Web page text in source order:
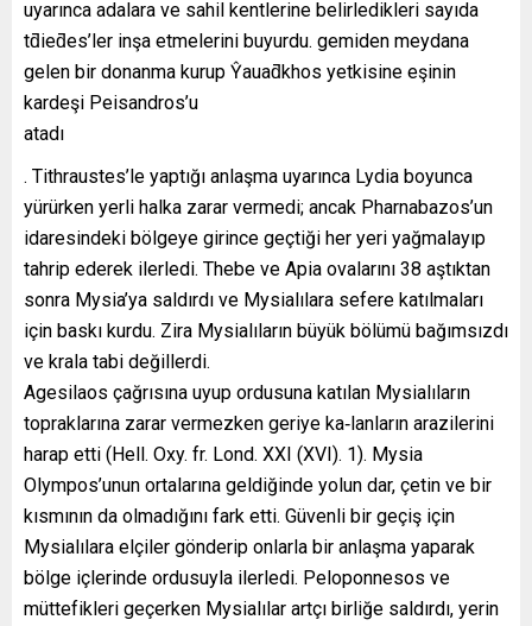
uyarınca adalara ve sahil kentlerine belirledikleri sayıda
tƌieƌes’ler inşa etmelerini buyurdu. gemiden meydana
gelen bir donanma kurup Ŷauaƌkhos yetkisine eşinin
kardeşi Peisandros’u
atadı
. Tithraustes’le yaptığı anlaşma uyarınca Lydia boyunca
yürürken yerli halka zarar vermedi; ancak Pharnabazos’un
idaresindeki bölgeye girince geçtiği her yeri yağmalayıp
tahrip ederek ilerledi. Thebe ve Apia ovalarını 38 aştıktan
sonra Mysia’ya saldırdı ve Mysialılara sefere katılmaları
için baskı kurdu. Zira Mysialıların büyük bölümü bağımsızdı
ve krala tabi değillerdi.
Agesilaos çağrısına uyup ordusuna katılan Mysialıların
topraklarına zarar vermezken geriye ka‐lanların arazilerini
harap etti (Hell. Oxy. fr. Lond. XXI (XVI). 1). Mysia
Olympos’unun ortalarına geldiğinde yolun dar, çetin ve bir
kısmının da olmadığını fark etti. Güvenli bir geçiş için
Mysialılara elçiler gönderip onlarla bir anlaşma yaparak
bölge içlerinde ordusuyla ilerledi. Peloponnesos ve
müttefikleri geçerken Mysialılar artçı birliğe saldırdı, yerin